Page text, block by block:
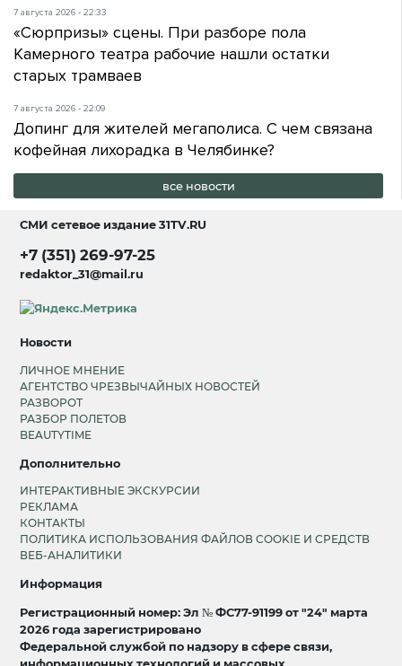
7 августа 2026 - 22:33
«Сюрпризы» сцены. При разборе пола
Камерного театра рабочие нашли остатки
старых трамваев
7 августа 2026 - 22:09
Допинг для жителей мегаполиса. С чем связана
кофейная лихорадка в Челябинке?
все новости
СМИ сетевое издание31TV.RU
+7 (351) 269-97-25
redaktor_31@mail.ru
Новости
ЛИЧНОЕ МНЕНИЕ
АГЕНТСТВО ЧРЕЗВЫЧАЙНЫХ НОВОСТЕЙ
РАЗВОРОТ
РАЗБОР ПОЛЕТОВ
BEAUTYTIME
Дополнительно
ИНТЕРАКТИВНЫЕ ЭКСКУРСИИ
РЕКЛАМА
КОНТАКТЫ
ПОЛИТИКА ИСПОЛЬЗОВАНИЯ ФАЙЛОВ COOKIE И СРЕДСТВ
ВЕБ-АНАЛИТИКИ
Информация
Регистрационный номер: Эл № ФС77-91199 от "24" марта
2026 года зарегистрировано
Федеральной службой по надзору в сфере связи,